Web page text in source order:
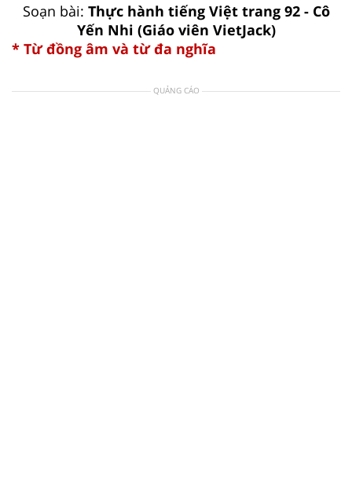
Soạn bài: Thực hành tiếng Việt trang 92 - Cô
Yến Nhi (Giáo viên VietJack)
* Từ đồng âm và từ đa nghĩa
QUẢNG CÁO